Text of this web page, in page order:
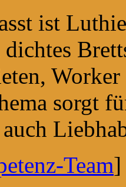
ist
dichtes
sorgt
Team]